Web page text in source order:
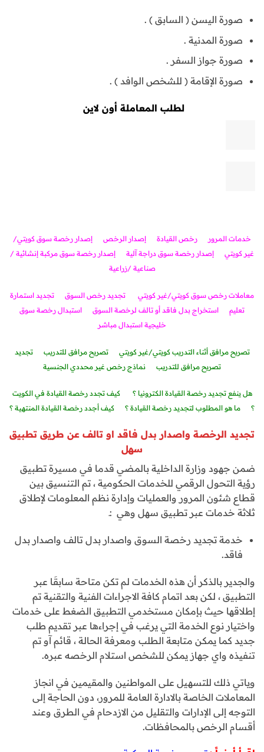
صورة اليسن ( السابق ) .
صورة المدنية .
صورة جواز السفر .
صورة الإقامة ( للشخص الوافد ) .
لطلب المعاملة أون لاين
خدمات المرور رخص القيادة إصدار الرخص
إصدار رخصة سوق كويتي/
غير كويتي
إصدار رخصة سوق دراجة آلية
إصدار رخصة سوق مركبة إنشائية /
صناعية /زراعية
معاملات رخص سوق كويتي/غير كويتي تجديد رخص السوق
تجديد استمارة
تعليم
استخراج بدل فاقد أو تالف لرخصة السوق
استبدال رخصة سوق
خليجية استبدال مباشر
تصريح مرافق أثناء التدريب كويتي/غير كويتي تصريح مرافق للتدريب
تجديد
تصريح مرافق للتدريب
نماذج رخص غير محددي الجنسية
هل ينفع تجديد رخصة القيادة الكترونيا ؟
كيف تجدد رخصة القيادة في الكويت
؟
ما هو المطلوب لتجديد رخصة القيادة ؟ كيف أجدد رخصة القيادة المنتهية ؟
تجديد الرخصة واصدار بدل فاقد او تالف عن طريق تطبيق
سهل
ضمن جهود وزارة الداخلية بالمضي قدما في مسيرة تطبيق
رؤية التحول الرقمي للخدمات الحكومية ، تم التنسيق بين
قطاع شئون المرور والعمليات وإدارة نظم المعلومات لإطلاق
ثلاثة خدمات عبر تطبيق سهل وهي :ـ
خدمة تجديد رخصة السوق واصدار بدل تالف واصدار بدل
فاقد.
والجدير بالذكر أن هذه الخدمات لم تكن متاحة سابقَا عبر
التطبيق ، لكن بعد اتمام كافة الاجراءات الفنية والتقنية تم
إطلاقها حيث بإمكان مستخدمي التطبيق الضغط على خدمات
واختيار نوع الخدمة التي يرغب في إجراءها عبر تقديم طلب
جديد كما يمكن متابعة الطلب ومعرفة الحالة ، قائم آو تم
تنفيذه واي جهاز يمكن للشخص استلام الرخصه عبره.
وياتي ذلك للتسهيل على المواطنين والمقيمين في انجاز
المعاملات الخاصة بالادارة العامة للمرور، دون الحاجة إلى
التوجه إلى الإدارات والتقليل من الازدحام في الطرق وعند
أقسام الرخص بالمحافظات.